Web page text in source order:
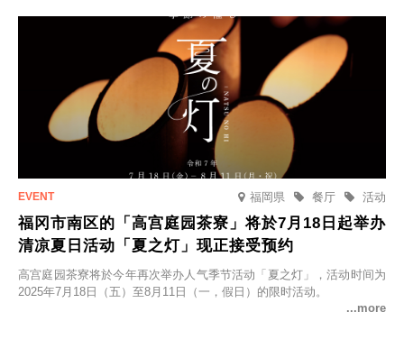
福岡県 活动
餐厅
福冈市南区的「高宫庭园茶寮」将於7月18日起举办
清凉夏日活动「夏之灯」现正接受预约
高宫庭园茶寮将於今年再次举办人气季节活动「夏之灯」，活动时间为
2025年7月18日（五）至8月11日（一，假日）的限时活动。